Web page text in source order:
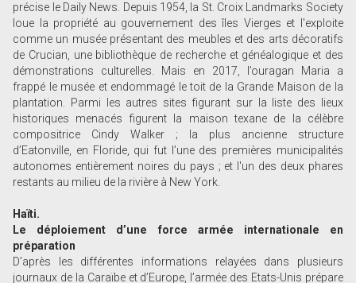
précise le Daily News. Depuis 1954, la St. Croix Landmarks Society
loue la propriété au gouvernement des îles Vierges et l'exploite
comme un musée présentant des meubles et des arts décoratifs
de Crucian, une bibliothèque de recherche et généalogique et des
démonstrations culturelles. Mais en 2017, l’ouragan Maria a
frappé le musée et endommagé le toit de la Grande Maison de la
plantation. Parmi les autres sites figurant sur la liste des lieux
historiques menacés figurent la maison texane de la célèbre
compositrice Cindy Walker ; la plus ancienne structure
d’Eatonville, en Floride, qui fut l’une des premières municipalités
autonomes entièrement noires du pays ; et l'un des deux phares
restants au milieu de la rivière à New York.
Haïti.
Le déploiement d’une force armée internationale en
préparation
D’après les différentes informations relayées dans plusieurs
journaux de la Caraïbe et d’Europe, l’armée des Etats-Unis prépare